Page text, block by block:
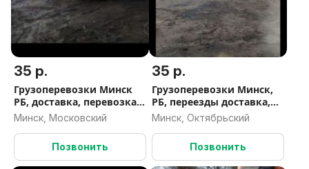
35 р.
Грузоперевозки Минск
РБ, доставка, перевозка
мотохники, заезд в
паркинги, вывоз мусора
Минск, Московский
Позвонить
35 р.
Грузоперевозки Минск,
РБ, переезды доставка,
развоз,вывоз мусора
Минск, Октябрьский
Позвонить